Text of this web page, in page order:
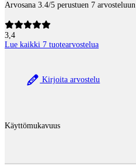
Arvosana 3.4/5 perustuen 7 arvosteluun
3,4
Lue kaikki 7 tuotearvostelua
Kirjoita arvostelu
Käyttömukavuus